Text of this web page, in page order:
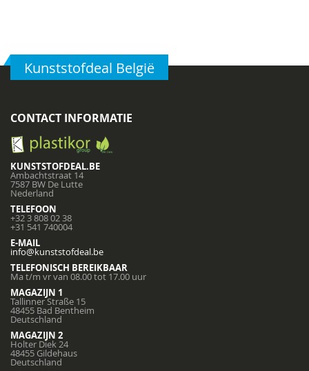
Kunststofdeal België
CONTACT INFORMATIE
KUNSTSTOFDEAL.BE
Ambachtstraat 14
7587 BW De Lutte
Nederland
TELEFOON
+32 3 808 02 38
+31 541 740004
E-MAIL
info@kunststofdeal.be
TELEFONISCH BEREIKBAAR
Ma t/m vr van 08.00 tot 17.00 uur
MAGAZIJN 1
Tallinner Straße 15
48455 Bad Bentheim
Deutschland
MAGAZIJN 2
Holter Diek 24
48455 Gildehaus
Deutschland